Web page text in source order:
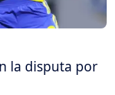
la disputa por